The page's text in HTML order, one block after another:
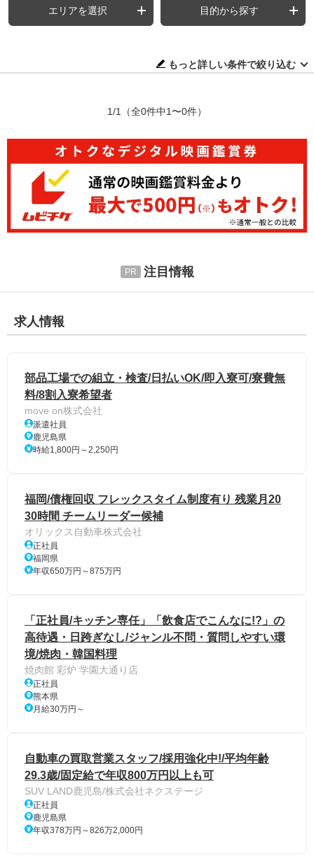
エリアを選択 目的から探す
もっと詳しい条件で絞り込む
1/1 （全0件中1〜0件）
注目情報
求人情報
部品工場での組立・検査/日払いOK/即入寮可/寮費無
料/8割入寮希望者
move on株式会社
派遣社員
鹿児島県
時給1,800円～2,250円
福岡/債権回収 フレックスタイム制度有り 残業月20
30時間 チームリーダー候補
オリックス自動車株式会社
正社員
福岡県
年収650万円～875万円
「正社員/キッチン専任」「飲食店でこんなに!?」の
高待遇・日跨ぎなし/ジャンル不問・質問しやすい環
境/焼肉・韓国料理
焼肉館 彩炉 学園大通り店
正社員
熊本県
月給30万円～
自動車の買取営業スタッフ/採用強化中!/平均年齢
29.3歳/固定給で年収800万円以上も可
SUV LAND鹿児島/株式会社ネクステージ
正社員
鹿児島県
年収378万円～826万2,000円